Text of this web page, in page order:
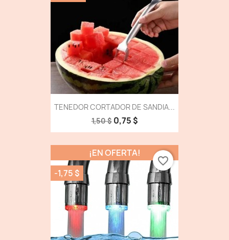
TENEDOR CORTADOR DE SANDIA...
1,50 $ 0,75 $
¡EN OFERTA!
-1,75 $
favorite_border